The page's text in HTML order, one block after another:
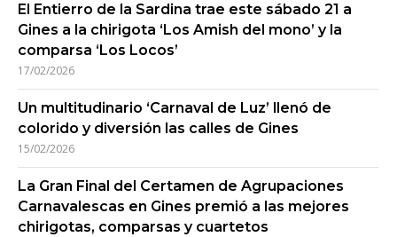
El Entierro de la Sardina trae este sábado 21 a
Gines a la chirigota ‘Los Amish del mono’ y la
comparsa ‘Los Locos’
17/02/2026
Un multitudinario ‘Carnaval de Luz’ llenó de
colorido y diversión las calles de Gines
15/02/2026
La Gran Final del Certamen de Agrupaciones
Carnavalescas en Gines premió a las mejores
chirigotas, comparsas y cuartetos